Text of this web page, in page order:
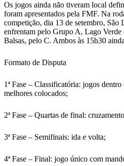
Os jogos ainda não tiveram local
foram apresentados pela FMF. Na
competição, dia 13 de setembro, São
enfrentam pelo Grupo A, Lago
Balsas, pelo C. Ambos às 15h30
Formato de Disputa
1ª Fase – Classificatória: jogos
melhores colocados;
2ª Fase – Quartas de final:
3ª Fase – Semifinais: ida e volta;
4ª Fase – Final: jogo único com